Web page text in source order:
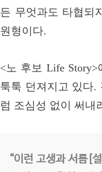
든 무엇과도 타협되
원형이다.
<노 후보 Life
툭툭 던져지고 있다.
럼 조심성 없이 써내
“이런 고생과 서름[